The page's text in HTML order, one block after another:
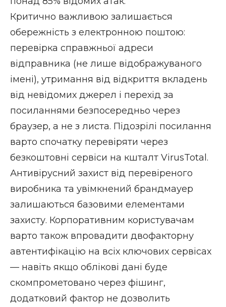
Критично важливою залишається
обережність з електронною поштою:
перевірка справжньої адреси
відправника (не лише відображуваного
імені), утримання від відкриття вкладень
від невідомих джерел і перехід за
посиланнями безпосередньо через
браузер, а не з листа. Підозрілі посилання
варто спочатку перевіряти через
безкоштовні сервіси на кшталт VirusTotal.
Антивірусний захист від перевіреного
виробника та увімкнений брандмауер
залишаються базовими елементами
захисту. Корпоративним користувачам
варто також впровадити двофакторну
автентифікацію на всіх ключових сервісах
— навіть якщо облікові дані буде
скомпрометовано через фішинг,
додатковий фактор не дозволить